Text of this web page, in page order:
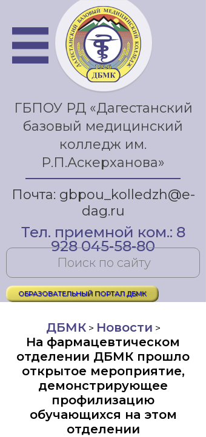
ГБПОУ РД «Дагестанский
базовый медицинский
колледж им.
Р.П.Аскерханова»
Почта: gbpou_kolledzh@e-
dag.ru
Тел. приемной ком.: 8
928 045-58-80
ОБРАЗОВАТЕЛЬНЫЙ ПОРТАЛ ДБМК
ДБМК> Новости >
На фармацевтическом
отделении ДБМК прошло
открытое мероприятие,
демонстрирующее
профилизацию
обучающихся на этом
отделении